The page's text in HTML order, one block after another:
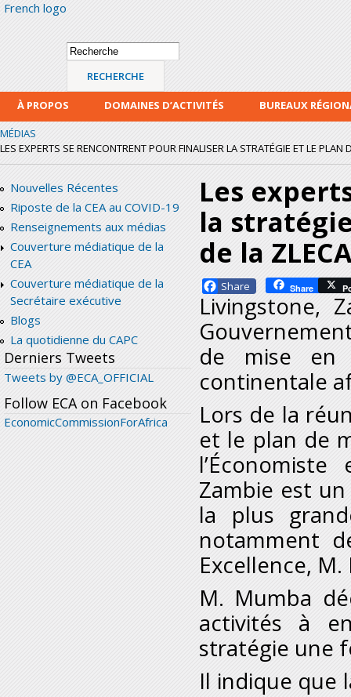
French logo
Formulaire de
recherche
Recherche
À PROPOS DOMAINES D’ACTIVITÉS
BUREAUX
MÉDIAS
LES EXPERTS SE RENCONTRENT POUR FINALISER LA STRATÉGIE ET LE
Nouvelles Récentes
Riposte de la CEA au COVID-19
Renseignements aux médias
Couverture médiatique de la
CEA
Couverture médiatique de la
Secrétaire exécutive
Blogs
La quotidienne du CAPC
Derniers Tweets
Tweets by @ECA_OFFICIAL
Follow ECA on Facebook
EconomicCommissionForAfrica
Les
la
de la ZLECA
Facebook Share
Livingstone,
de mise en
continentale
Lors de la
et le plan de
Zambie est
la plus
notamment
Excellence,
M. Mumba
activités à
stratégie une
Il indique que